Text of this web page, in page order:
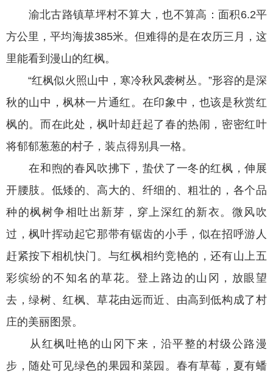
渝北古路镇草坪村不算大，也不算高：面积6.2平
方公里，平均海拔385米。但难得的是在农历三月，这
里能看到漫山的红枫。
“红枫似火照山中，寒冷秋风袭树丛。”形容的是深
秋的山中，枫林一片通红。在印象中，也该是秋赏红
枫的。而在此处，枫叶却赶起了春的热闹，密密红叶
将郁郁葱葱的村子，装点得别具一格。
在和煦的春风吹拂下，蛰伏了一冬的红枫，伸展
开腰肢。低矮的、高大的、纤细的、粗壮的，各个品
种的枫树争相吐出新芽，穿上深红的新衣。微风吹
过，枫叶挥动起它那带有锯齿的小手，似在招呼游人
赶紧按下相机快门。与红枫相约竞艳的，还有山上五
彩缤纷的不知名的草花。登上路边的山冈，放眼望
去，绿树、红枫、草花由远而近、由高到低构成了村
庄的美丽图景。
从红枫吐艳的山冈下来，沿平整的村级公路漫
步，随处可见绿色的果园和菜园。春有草莓，夏有蟠